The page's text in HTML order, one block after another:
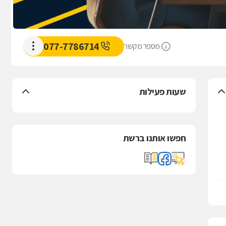
מספר מקשר 077-7786714
שעות פעילות
חפשו אותנו ברשת